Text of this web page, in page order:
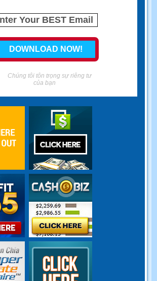
Chúng tôi tôn trọng sự riêng tư
của bạn